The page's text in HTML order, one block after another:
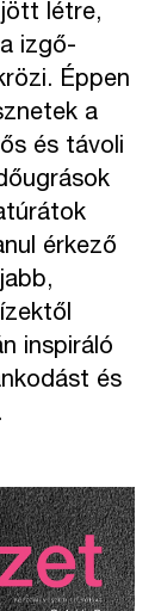
létre,
izgő-
Éppen
a
és távoli
érkező
inspiráló
és